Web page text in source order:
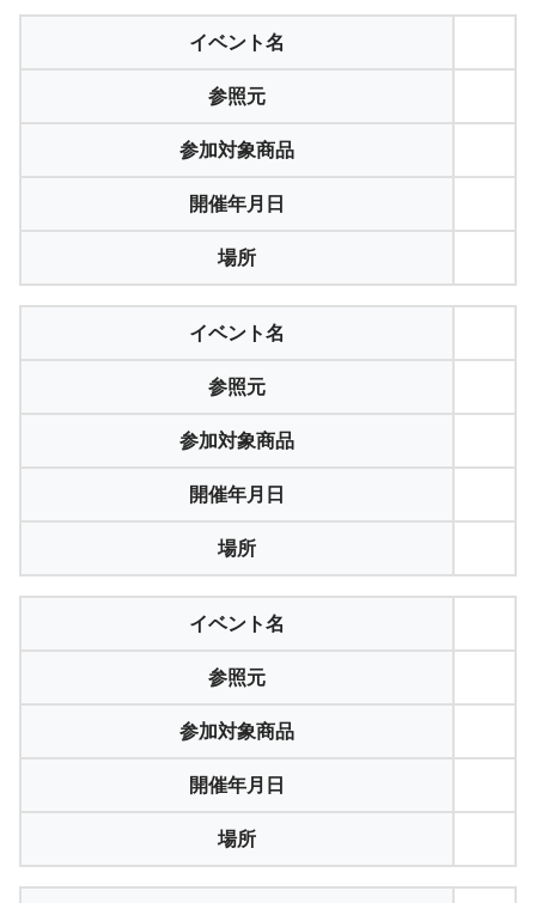
イベント名
参照元
参加対象商品
開催年月日
場所
イベント名
参照元
参加対象商品
開催年月日
場所
イベント名
参照元
参加対象商品
開催年月日
場所